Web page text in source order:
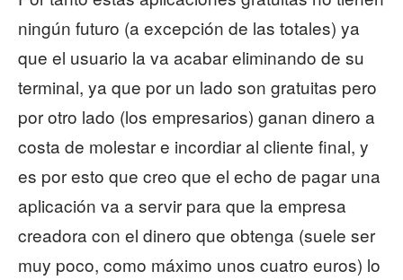
ningún futuro (a excepción de las totales) ya
que el usuario la va acabar eliminando de su
terminal, ya que por un lado son gratuitas pero
por otro lado (los empresarios) ganan dinero a
costa de molestar e incordiar al cliente final, y
es por esto que creo que el echo de pagar una
aplicación va a servir para que la empresa
creadora con el dinero que obtenga (suele ser
muy poco, como máximo unos cuatro euros) lo